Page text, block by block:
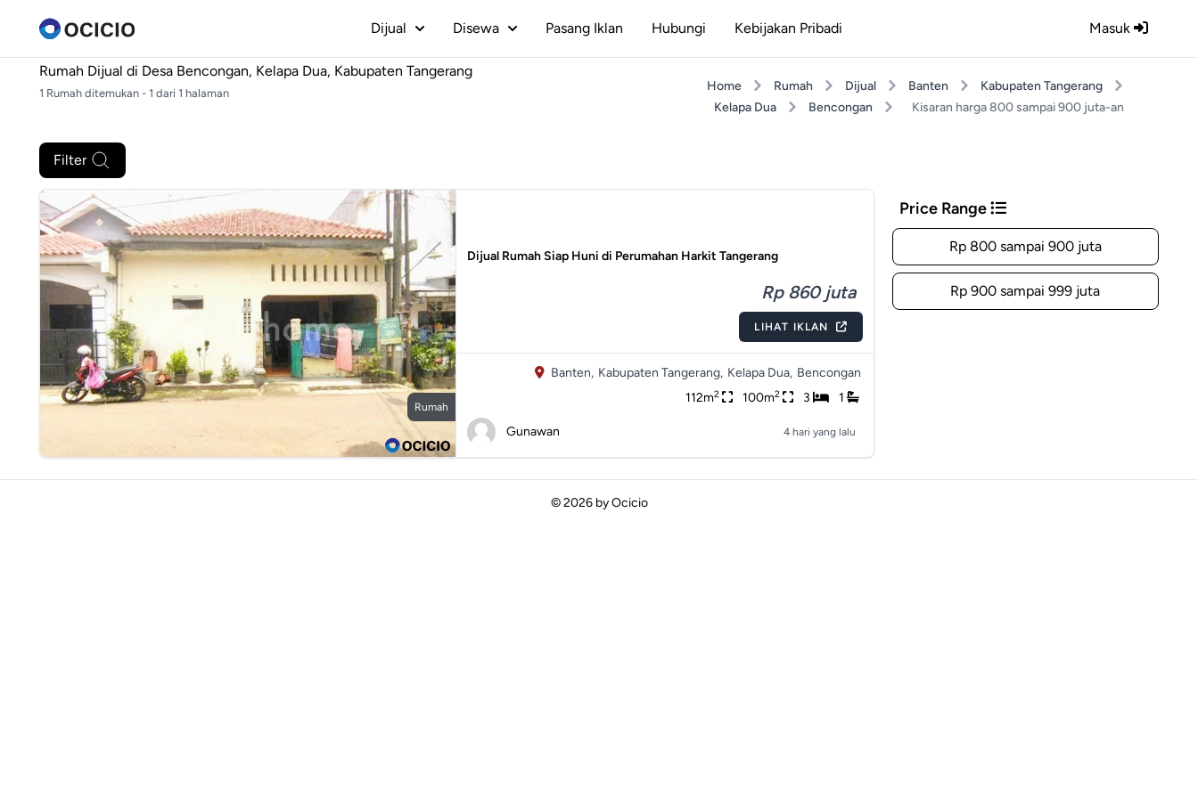
Masuk
Dijual Disewa Pasang Iklan Hubungi Kebijakan Pribadi
Rumah Dijual di Desa Bencongan, Kelapa Dua, Kabupaten Tangerang
1 Rumah ditemukan - 1 dari 1 halaman Home Rumah Dijual Banten
Kabupaten Tangerang
Kelapa Dua
Bencongan Kisaran harga 800 sampai 900 juta-an
Filter
Rumah
Dijual Rumah Siap Huni di Perumahan Harkit Tangerang
Rp 860 juta
LIHAT IKLAN
Banten, Kabupaten Tangerang, Kelapa Dua, Bencongan
112m2 100m2 3 1
Gunawan 4 hari yang lalu
Price Range
Rp 800 sampai 900 juta
Rp 900 sampai 999 juta
© 2026 byOcicio